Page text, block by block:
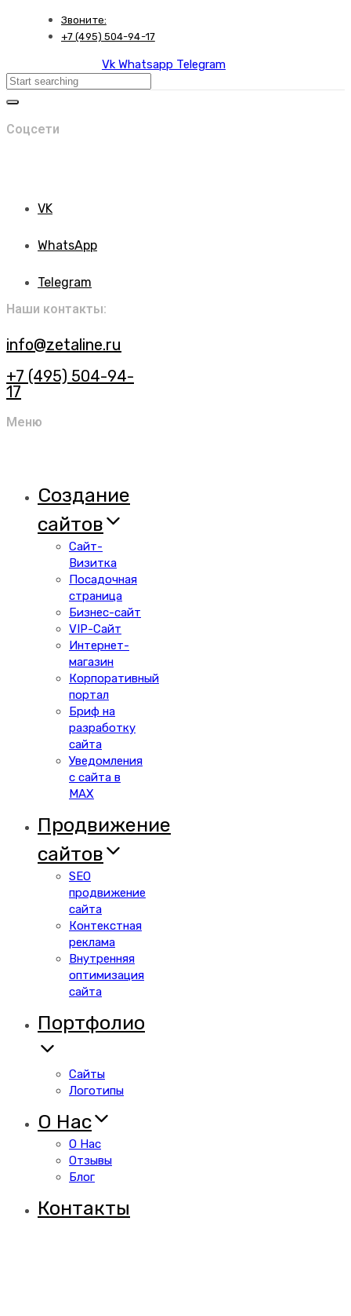
Skip
to
Звоните:
+7 (495) 504-94-17
Vk Whatsapp Telegram
Search
Соцсети
VK
WhatsApp
Telegram
Наши контакты:
info@zetaline.ru
+7 (495) 504-94-
17
Меню
Создание
сайтов
Сайт-
Визитка
Посадочная
страница
Бизнес-сайт
VIP-Сайт
Интернет-
магазин
Корпоративный
портал
Бриф на
разработку
сайта
Уведомления
с сайта в
MAX
Продвижение
сайтов
SEO
продвижение
сайта
Контекстная
реклама
Внутренняя
оптимизация
сайта
Портфолио
Сайты
Логотипы
О Нас
О Нас
Отзывы
Блог
Контакты